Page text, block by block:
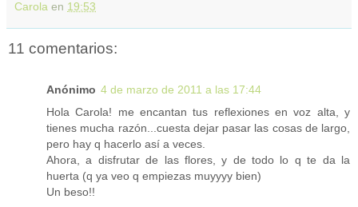
Carola en 19:53
11 comentarios:
Anónimo 4 de marzo de 2011 a las 17:44
Hola Carola! me encantan tus reflexiones en voz alta, y
tienes mucha razón...cuesta dejar pasar las cosas de largo,
pero hay q hacerlo así a veces.
Ahora, a disfrutar de las flores, y de todo lo q te da la
huerta (q ya veo q empiezas muyyyy bien)
Un beso!!